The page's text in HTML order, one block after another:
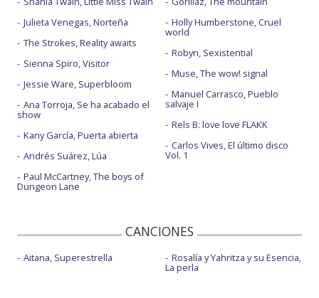
Julieta Venegas, Norteña
The Strokes, Reality awaits
Sienna Spiro, Visitor
Jessie Ware, Superbloom
Ana Torroja, Se ha acabado el
show
Kany García, Puerta abierta
Andrés Suárez, Lúa
Paul McCartney, The boys of
Dungeon Lane
Holly Humberstone, Cruel
world
Robyn, Sexistential
Muse, The wow! signal
Manuel Carrasco, Pueblo
salvaje I
Rels B: love love FLAKK
Carlos Vives, El último disco
Vol. 1
CANCIONES
Aitana, Superestrella Rosalía y Yahritza y su Esencia,
La perla